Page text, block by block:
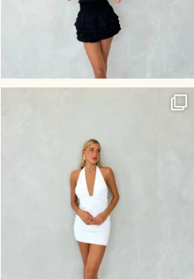
היוש לשמלה הכי לוהטת בסביבה